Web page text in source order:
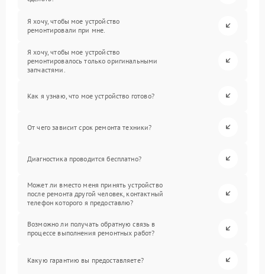
Я хочу, чтобы мое устройство
ремонтировали при мне.
Я хочу, чтобы мое устройство
ремонтировалось только оригинальными
запчастями.
Как я узнаю, что мое устройство готово?
От чего зависит срок ремонта техники?
Диагностика проводится бесплатно?
Может ли вместо меня принять устройство
после ремонта другой человек, контактный
телефон которого я предоставлю?
Возможно ли получать обратную связь в
процессе выполнения ремонтных работ?
Какую гарантию вы предоставляете?